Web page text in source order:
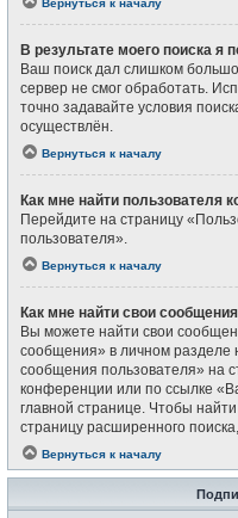
Вернуться к началу
В результате моего поиска я
Ваш поиск дал слишком
сервер не смог обработать.
точно задавайте условия
осуществлён.
Вернуться к началу
Как мне найти пользователя
Перейдите на страницу
пользователя».
Вернуться к началу
Как мне найти свои
Вы можете найти свои
сообщения» в личном разделе
сообщения пользователя» на
конференции или по ссылке
главной странице. Чтобы
страницу расширенного
Вернуться к началу